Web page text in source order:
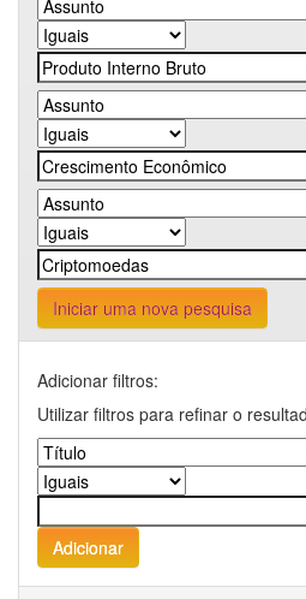
Iniciar uma nova pesquisa
Adicionar filtros:
Utilizar filtros para refinar o